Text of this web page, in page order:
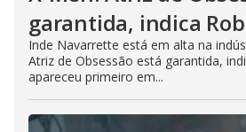
garantida, indica
Inde Navarrette está em alta na
Atriz de Obsessão está garantida,
apareceu primeiro em...